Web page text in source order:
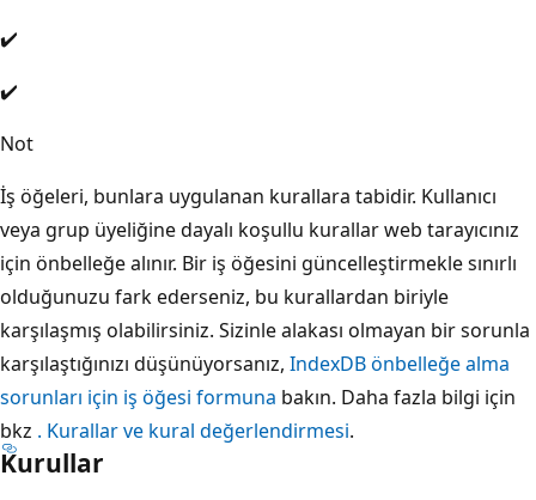
✔️
✔️
Not
İş öğeleri, bunlara uygulanan kurallara tabidir. Kullanıcı
veya grup üyeliğine dayalı koşullu kurallar web tarayıcınız
için önbelleğe alınır. Bir iş öğesini güncelleştirmekle sınırlı
olduğunuzu fark ederseniz, bu kurallardan biriyle
karşılaşmış olabilirsiniz. Sizinle alakası olmayan bir sorunla
karşılaştığınızı düşünüyorsanız, IndexDB önbelleğe alma
sorunları için iş öğesi formuna bakın. Daha fazla bilgi için
bkz . Kurallar ve kural değerlendirmesi.
Kurullar